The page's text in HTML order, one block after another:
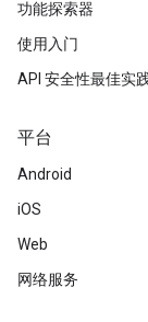
功能探索器
使用入门
API 安全性最佳实
平台
Android
iOS
Web
网络服务